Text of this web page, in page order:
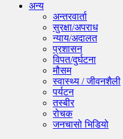
अन्य
अन्तरवार्ता
सुरक्षा/अपराध
न्याय/अदालत
प्रशासन
विपत/दुर्घटना
मौसम
स्वास्थ्य / जीवनशैली
पर्यटन
तस्बीर
रोचक
जनचासो भिडियो